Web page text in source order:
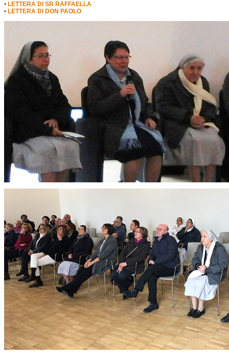
• LETTERA DI SR RAFFAELLA
• LETTERA DI DON PAOLO